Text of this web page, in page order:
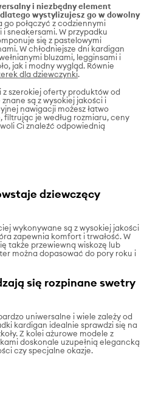
i niezbędny element
wystylizujesz go w dowolny
go połączyć z codziennymi
sneakersami. W przypadku
się z pastelowymi
W chłodniejsze dni kardigan
bluzami, legginsami i
jak i modny wygląd. Równie
dla dziewczynki.
z szerokiej oferty produktów od
są z wysokiej jakości i
nawigacji możesz łatwo
filtrując je według rozmiaru, ceny
Ci znaleźć odpowiednią
dziewczęcy
wykonywane są z wysokiej jakości
zapewnia komfort i trwałość. W
także przewiewną wiskozę lub
można dopasować do pory roku i
się rozpinane swetry
uniwersalne i wiele zależy od
kardigan idealnie sprawdzi się na
Z kolei ażurowe modele z
doskonale uzupełnią elegancką
czy specjalne okazje.